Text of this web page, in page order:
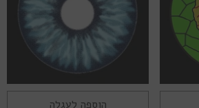
הוספה לעגלה